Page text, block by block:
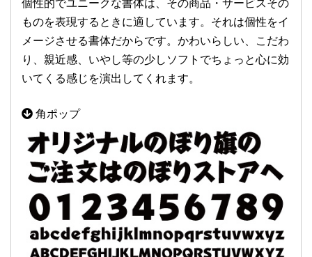
個性的でユニークな書体は、その商品・サービスその
ものを表現するときに適しています。それは個性をイ
メージさせる書体だからです。かわいらしい、こだわ
り、親近感、いやし等の少しソフトでちょっと心に効
いてくる感じを演出してくれます。
角ポップ